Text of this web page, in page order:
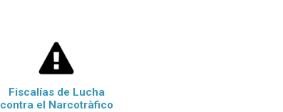
Fiscalías de Lucha
contra el Narcotràfico